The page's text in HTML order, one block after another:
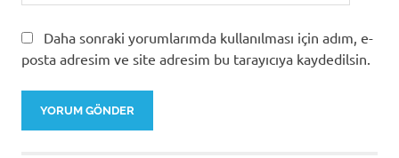
Daha sonraki yorumlarımda kullanılması için adım, e-
posta adresim ve site adresim bu tarayıcıya kaydedilsin.